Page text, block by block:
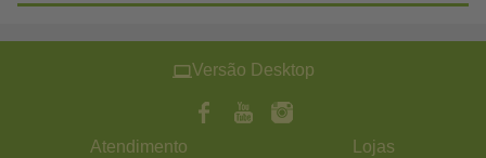
Versão Desktop
Atendimento Lojas